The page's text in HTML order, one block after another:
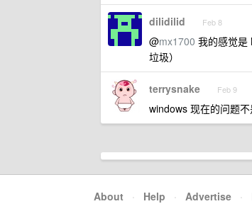
dilidilid Feb 8
@mx1700 我的感觉是
垃圾）
terrysnake Feb 9
windows 现在的问题
About · Help · Advertise ·